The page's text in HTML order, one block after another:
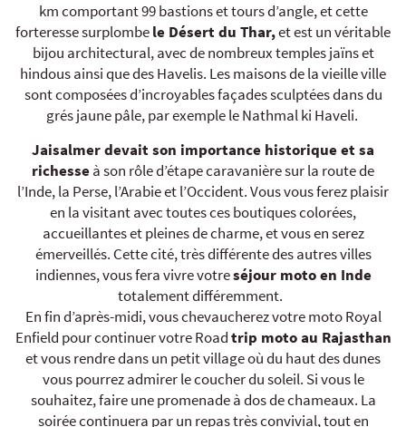
km comportant 99 bastions et tours d’angle, et cette
forteresse surplombele Désert du Thar,et est un véritable
bijou architectural, avec de nombreux temples jaïns et
hindous ainsi que des Havelis. Les maisons de la vieille ville
sont composées d’incroyables façades sculptées dans du
grés jaune pâle, par exemple le Nathmal ki Haveli.
Jaisalmer devait son importance historique et sa
richesseà son rôle d’étape caravanière sur la route de
l’Inde, la Perse, l’Arabie et l’Occident. Vous vous ferez plaisir
en la visitant avec toutes ces boutiques colorées,
accueillantes et pleines de charme, et vous en serez
émerveillés. Cette cité, très différente des autres villes
indiennes, vous fera vivre votreséjour moto en Inde
totalement différemment.
En fin d’après-midi, vous chevaucherez votre moto Royal
Enfield pour continuer votre Roadtrip moto au Rajasthan
et vous rendre dans un petit village où du haut des dunes
vous pourrez admirer le coucher du soleil. Si vous le
souhaitez, faire une promenade à dos de chameaux. La
soirée continuera par un repas très convivial, tout en